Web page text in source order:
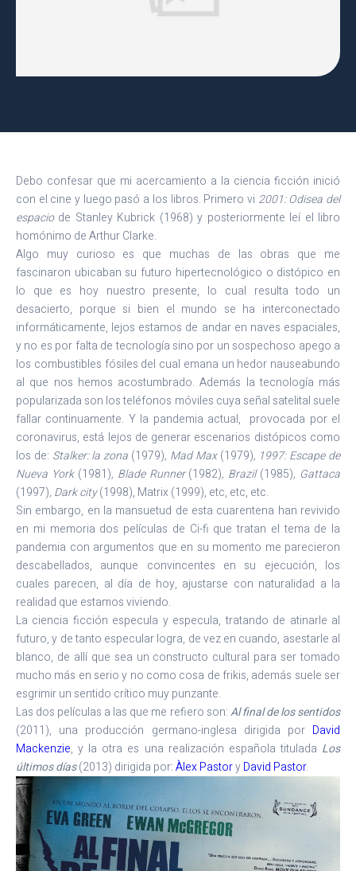
Debo confesar que mi acercamiento a la ciencia ficción inició
con el cine y luego pasó a los libros. Primero vi 2001: Odisea del
espacio de Stanley Kubrick (1968) y posteriormente leí el libro
homónimo de Arthur Clarke.
Algo muy curioso es que muchas de las obras que me
fascinaron ubicaban su futuro hipertecnológico o distópico en
lo que es hoy nuestro presente, lo cual resulta todo un
desacierto, porque si bien el mundo se ha interconectado
informáticamente, lejos estamos de andar en naves espaciales,
y no es por falta de tecnología sino por un sospechoso apego a
los combustibles fósiles del cual emana un hedor nauseabundo
al que nos hemos acostumbrado. Además la tecnología más
popularizada son los teléfonos móviles cuya señal satelital suele
fallar continuamente. Y la pandemia actual, provocada por el
coronavirus, está lejos de generar escenarios distópicos como
los de: Stalker: la zona (1979), Mad Max(1979), 1997: Escape de
Nueva York (1981), Blade Runner(1982), Brazil(1985), Gattaca
(1997), Dark city(1998), Matrix (1999), etc, etc, etc.
Sin embargo, en la mansuetud de esta cuarentena han revivido
en mi memoria dos películas de Ci-fi que tratan el tema de la
pandemia con argumentos que en su momento me parecieron
descabellados, aunque convincentes en su ejecución, los
cuales parecen, al día de hoy, ajustarse con naturalidad a la
realidad que estamos viviendo.
La ciencia ficción especula y especula, tratando de atinarle al
futuro, y de tanto especular logra, de vez en cuando, asestarle al
blanco, de allí que sea un constructo cultural para ser tomado
mucho más en serio y no como cosa de frikis, además suele ser
esgrimir un sentido crítico muy punzante.
Las dos películas a las que me refiero son:Al final de los sentidos
(2011), una producción germano-inglesa dirigida por David
Mackenzie, y la otra es una realización española titulada Los
últimos días(2013) dirigida por:Àlex PastoryDavid Pastor.